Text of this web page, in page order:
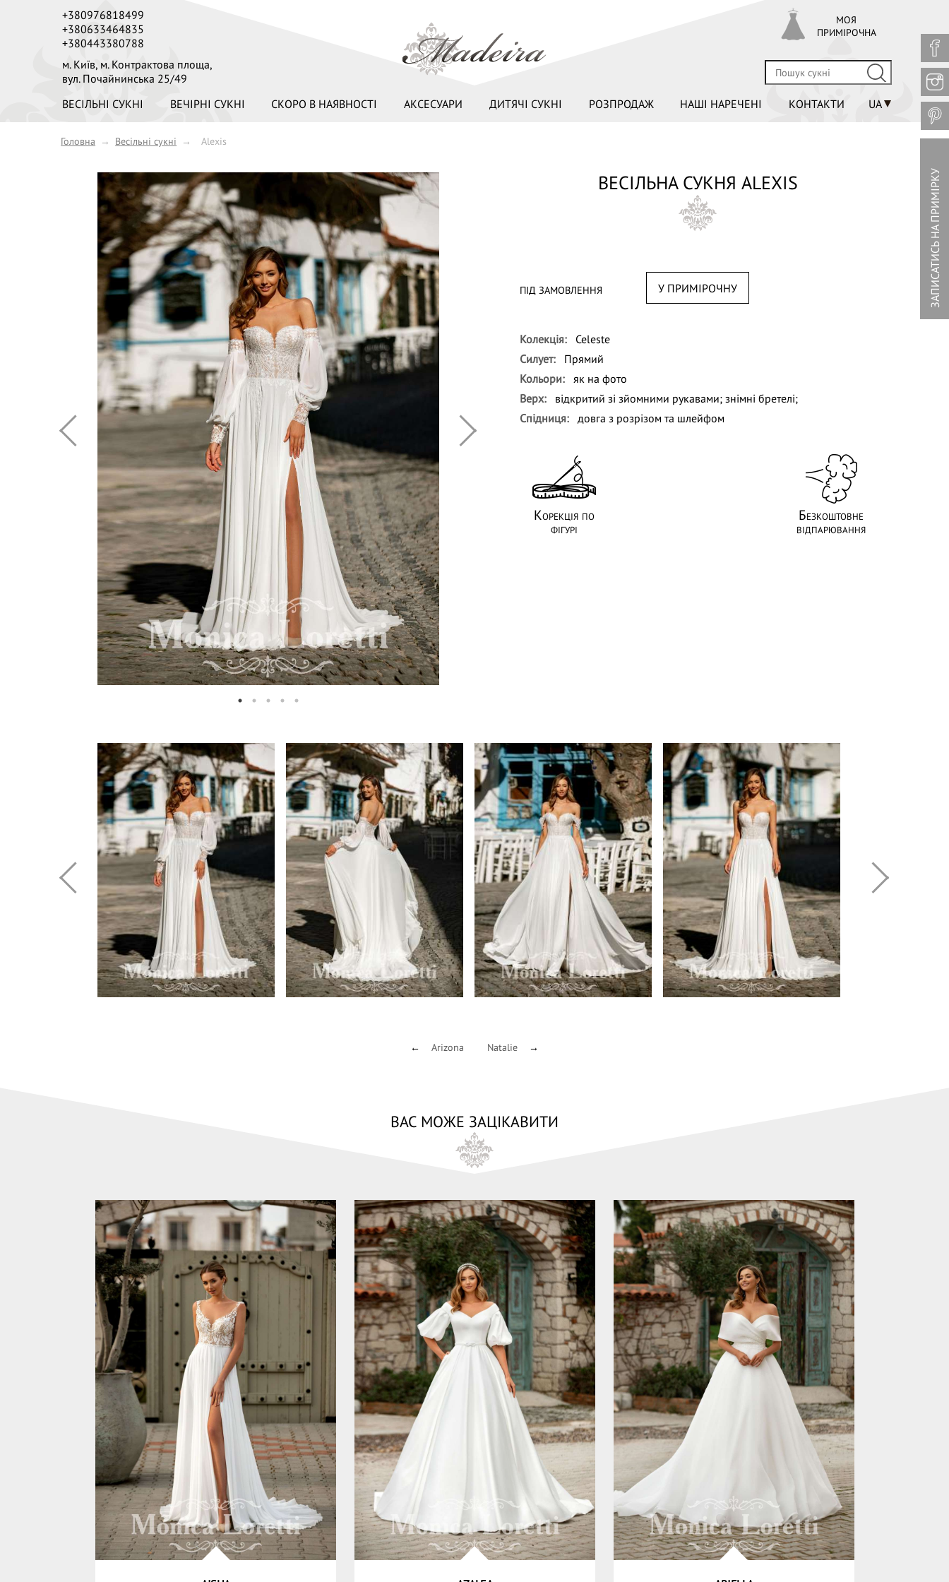
+380976818499
+380633464835
+380443380788
м. Київ, м. Контрактова площа,
вул. Почайнинська 25/49
МОЯ
ПРИМІРОЧНА
ВЕСІЛЬНІ СУКНІ ВЕЧІРНІ СУКНІ СКОРО В НАЯВНОСТІ АКСЕСУАРИ ДИТЯЧІ СУКНІ РОЗПРОДАЖ НАШІ НАРЕЧЕНІ КОНТАКТИ UA
ЗАПИСАТИСЬ НА ПРИМІРКУ
Головна → Весільні сукні → Alexis
ВЕСІЛЬНА СУКНЯ ALEXIS
ПІД ЗАМОВЛЕННЯ У ПРИМІРОЧНУ
Колекція:
Celeste
Силует:
Прямий
Кольори:
як на фото
Верх:
відкритий зі зйомними рукавами; знімні бретелі;
Спідниця: довга з розрізом та шлейфом
Корекція по
фігурі
Безкоштовне
відпарювання
← Arizona Natalie →
ВАС МОЖЕ ЗАЦІКАВИТИ